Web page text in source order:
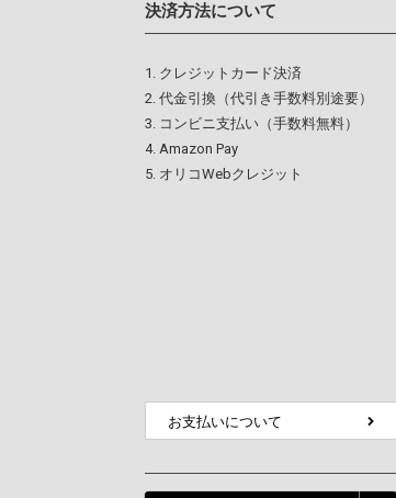
決済方法について
クレジットカード決済
代金引換（代引き手数料別途要）
コンビニ支払い（手数料無料）
Amazon Pay
オリコWebクレジット
お支払いについて